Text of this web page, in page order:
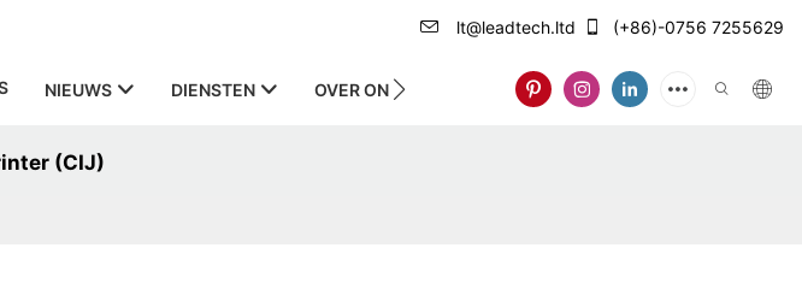
lt@leadtech.ltd (+86)-0756 7255629
NIEUWS DIENSTEN OVER ONS
(CIJ)